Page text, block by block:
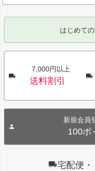
はじめて
7,000円以上
送料割引
新規会員
100ポ
宅配便